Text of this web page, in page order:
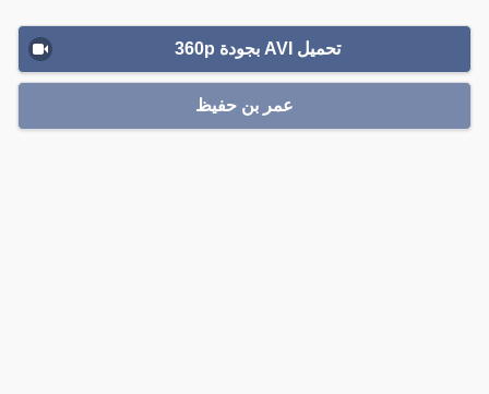
تحميل AVI بجودة 360p
عمر بن حفيظ